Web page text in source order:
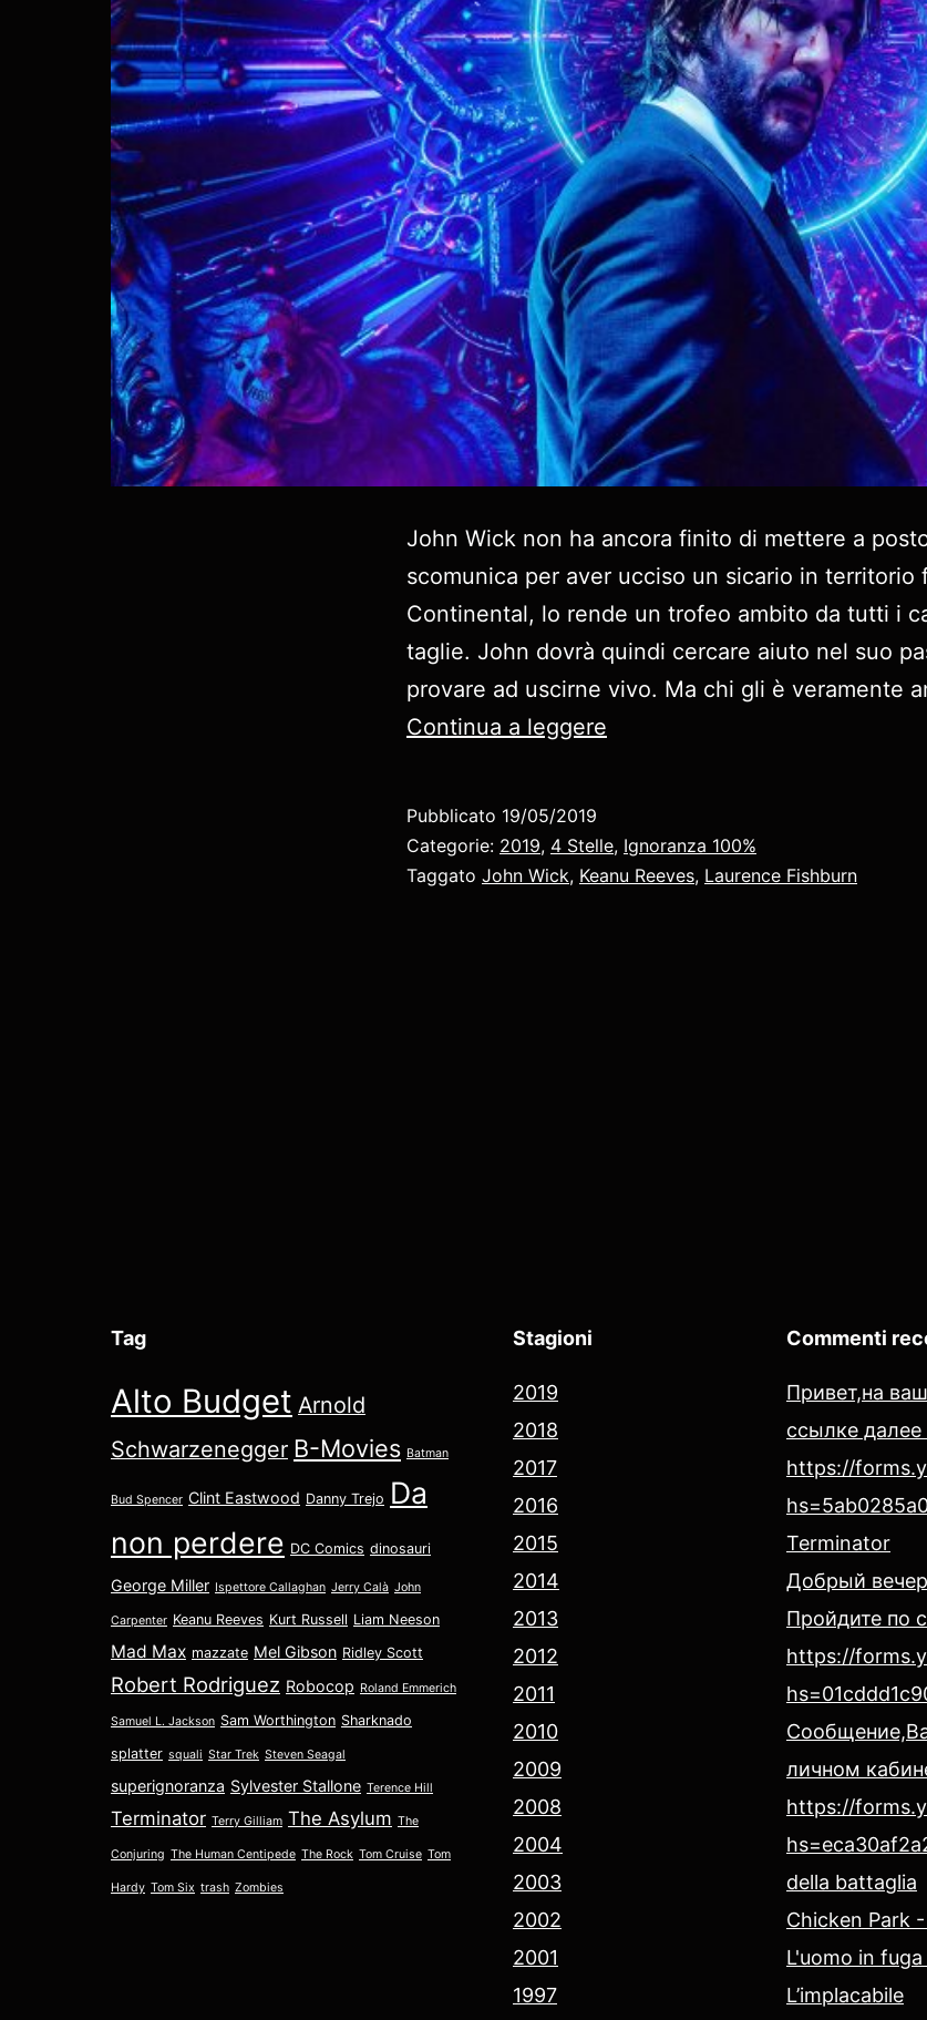
John Wick non ha ancora finito di mettere a
scomunica per aver ucciso un sicario in territorio
Continental, lo rende un trofeo ambito da tutti i
taglie. John dovrà quindi cercare aiuto nel suo
provare ad uscirne vivo. Ma chi gli è veramente
Continua a leggere
3
–
Pubblicato 19/05/2019
Categorie: 2019, 4 Stelle, Ignoranza 100%
Taggato John Wick, Keanu Reeves, Laurence Fishburn
Tag
Alto Budget Arnold
Schwarzenegger B-Movies Batman
Bud Spencer Clint Eastwood Danny Trejo Da
non perdere DC Comics dinosauri
George Miller Ispettore Callaghan Jerry Calà John
Carpenter Keanu Reeves Kurt Russell Liam Neeson
Mad Max mazzate Mel Gibson Ridley Scott
Robert Rodriguez Robocop Roland Emmerich
Samuel L. Jackson Sam Worthington Sharknado
splatter squali Star Trek Steven Seagal
superignoranza Sylvester Stallone Terence Hill
Terminator Terry Gilliam The Asylum The
Conjuring The Human Centipede The Rock Tom Cruise Tom
Hardy Tom Six trash Zombies
Stagioni
2019
2018
2017
2016
2015
2014
2013
2012
2011
2010
2009
2008
2004
2003
2002
2001
1997
Commenti
Привет,на
ссылке далее
https://
Terminator
Добрый
Пройдите по
https://
личном
https://
della battaglia
Chicken Park
L'uomo in
L’implacabile